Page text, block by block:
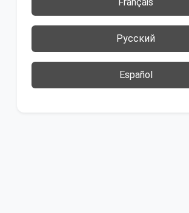
Русский
Español